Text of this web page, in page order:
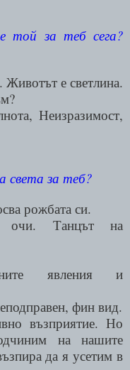
той за теб сега?
е светлина.
Неизразимост,
света за теб?
рожбата си.
Танцът на
явления и
фин вид.
възприятие. Но
на нашите
да я усетим в